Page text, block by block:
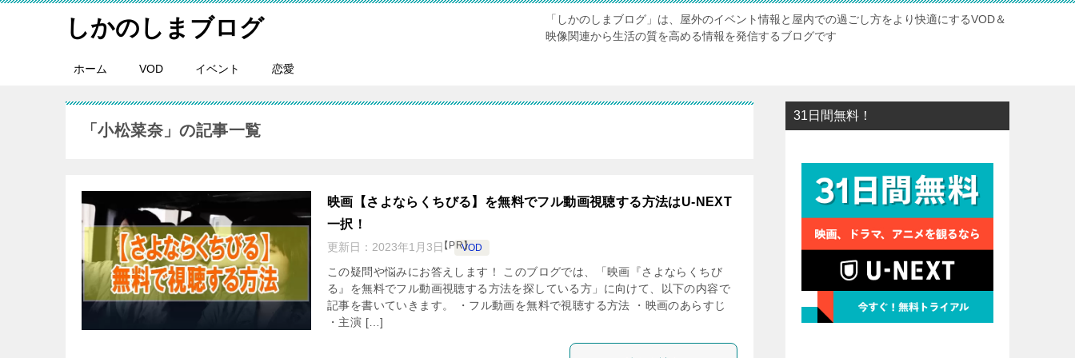
しかのしまブログ
「しかのしまブログ」は、屋外のイベント情報と屋内での過ごし方をより快適にするVOD＆
映像関連から生活の質を高める情報を発信するブログです
ホーム VOD イベント 恋愛
「小松菜奈」の記事一覧
映画【さよならくちびる】を無料でフル動画視聴する方法はU-NEXT
一択！
更新日： 2023年1月3日 VOD
【PR】
この疑問や悩みにお答えします！ このブログでは、「映画『さよならくちび
る』を無料でフル動画視聴する方法を探している方」に向けて、以下の内容で
記事を書いていきます。 ・フル動画を無料で視聴する方法 ・映画のあらすじ
・主演 […]
31日間無料！